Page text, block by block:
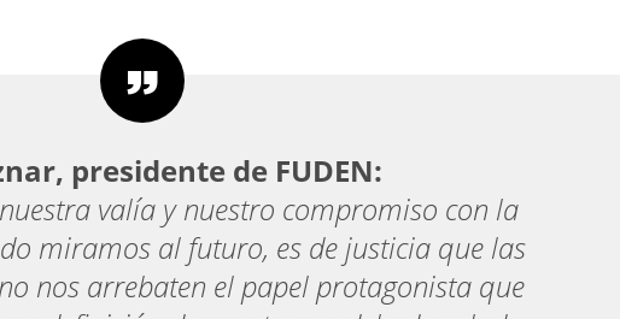
presidente de FUDEN:
valía y nuestro compromiso con la
miramos al futuro, es de justicia que las
nos arrebaten el papel protagonista que